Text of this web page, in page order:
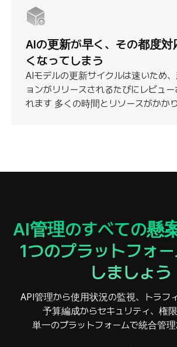
AIの更新が早く、その都度対
くなってしまう
AIモデルの更新サイクルは速いため
ョンがリリースされるたびにレビュ
れます 多くの時間とリソースがかか
AI管理のすべての懸
1つのプラットフォ
しましょう
API管理から使用状況の監視、トラフ
予算編成からセキュリティ、権
単一のプラットフォームで統合管理